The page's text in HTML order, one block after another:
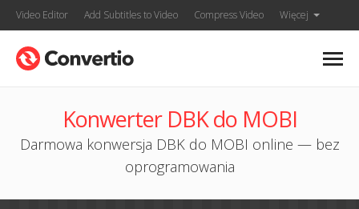
Video Editor Add Subtitles to Video Compress Video Więcej
Konwerter DBK do MOBI
Darmowa konwersja DBK do MOBI online — bez
oprogramowania